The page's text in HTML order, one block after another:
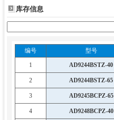
库存信息
编号 型号
1 AD9244BSTZ-40
2 AD9244BSTZ-65
3 AD9245BCPZ-65
4 AD9248BCPZ-40